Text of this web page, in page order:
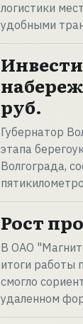
логистики
удобными
руб.
Губернатор
этапа
Волгограда,
Рост
В ОАО
итоги работы
смогло
удаленном